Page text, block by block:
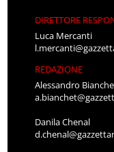
DIRETTORE
Luca Mercanti
REDAZIONE
Alessandro
Danila Chenal